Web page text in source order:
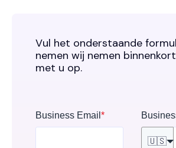
Vul het onderstaande
nemen wij nemen
met u op.
Business Email *
🇺🇸